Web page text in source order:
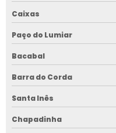
Caixas
Paço do Lumiar
Bacabal
Barra do Corda
Santa Inês
Chapadinha